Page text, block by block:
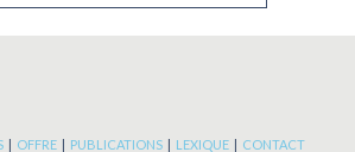
| OFFRE | PUBLICATIONS | LEXIQUE | CONTACT